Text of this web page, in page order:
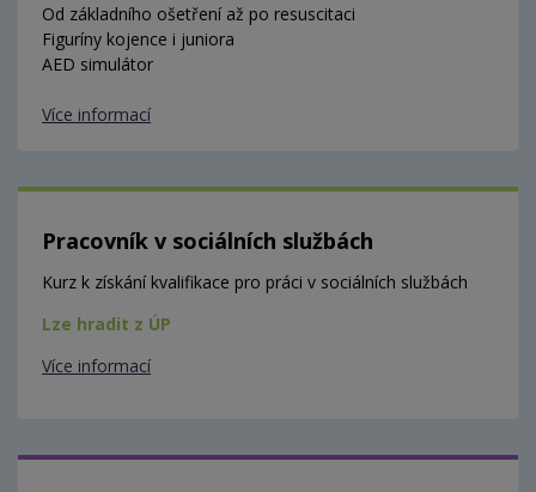
Od základního ošetření až po resuscitaci
Figuríny kojence i juniora
AED simulátor
Více informací
Pracovník v sociálních službách
Kurz k získání kvalifikace pro práci v sociálních službách
Lze hradit z ÚP
Více informací